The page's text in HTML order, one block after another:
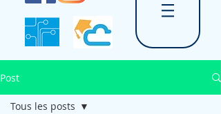
Post
Tous les posts